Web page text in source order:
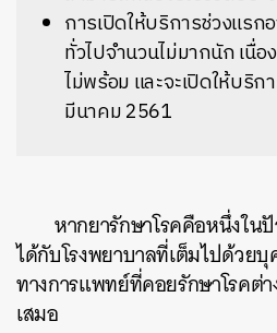
การเปิดให้บริการช่วงแรก
ทั่วไปจำนวนไม่มากนัก เนื่
ไม่พร้อม และจะเปิดให้บริก
มีนาคม 2561
หากยารักษาโรคคือหนึ่งใน
ได้กับโรงพยาบาลที่เต็มไปด้วย
ทางการแพทย์ที่คอยรักษาโรคต่
เสมอ